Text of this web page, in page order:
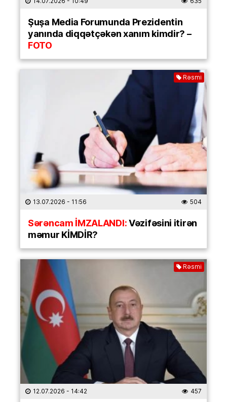
Şuşa Media Forumunda Prezidentin
yanında diqqətçəkən xanım kimdir? –
FOTO
Rəsmi
13.07.2026 - 11:56 504
Sərəncam İMZALANDI:Vəzifəsini itirən
məmur KİMDİR?
Rəsmi
12.07.2026 - 14:42 457